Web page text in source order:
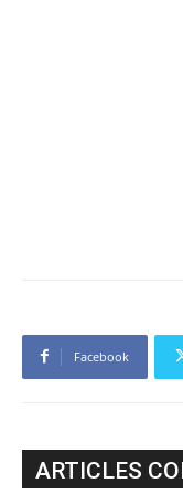
Facebook
ARTICLES